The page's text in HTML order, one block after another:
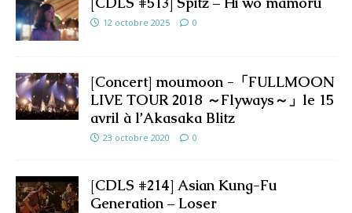
12 octobre 2025 0
[Concert] moumoon -「FULLMOON
LIVE TOUR 2018 ～Flyways～」le 15
avril à l’Akasaka Blitz
23 octobre 2020 0
[CDLS #214] Asian Kung-Fu
Generation – Loser